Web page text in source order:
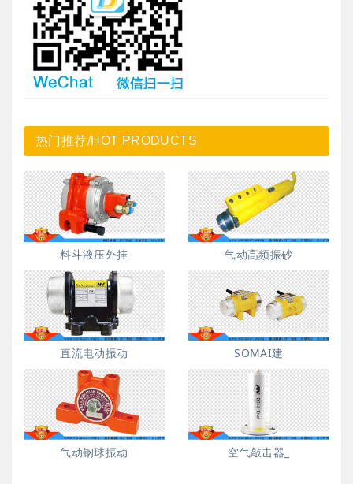
热门推荐/HOT PRODUCTS
料斗液压外挂 气动高频振砂
直流电动振动 SOMAI建
气动钢球振动 空气敲击器_